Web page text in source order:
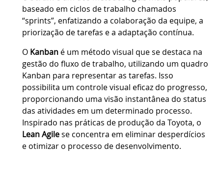
baseado em ciclos de trabalho chamados
“sprints”, enfatizando a colaboração da equipe, a
priorização de tarefas e a adaptação contínua.
O Kanban é um método visual que se destaca na
gestão do fluxo de trabalho, utilizando um quadro
Kanban para representar as tarefas. Isso
possibilita um controle visual eficaz do progresso,
proporcionando uma visão instantânea do status
das atividades em um determinado processo.
Inspirado nas práticas de produção da Toyota, o
Lean Agilese concentra em eliminar desperdícios
e otimizar o processo de desenvolvimento.